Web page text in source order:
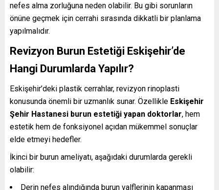
nefes alma zorluğuna neden olabilir. Bu gibi sorunların
önüne geçmek için cerrahi sırasında dikkatli bir planlama
yapılmalıdır.
Revizyon Burun Estetiği Eskişehir’de
Hangi Durumlarda Yapılır?
Eskişehir’deki plastik cerrahlar, revizyon rinoplasti
konusunda önemli bir uzmanlık sunar. Özellikle Eskişehir
Şehir Hastanesi burun estetiği yapan doktorlar, hem
estetik hem de fonksiyonel açıdan mükemmel sonuçlar
elde etmeyi hedefler.
İkinci bir burun ameliyatı, aşağıdaki durumlarda gerekli
olabilir:
Derin nefes alındığında burun valflerinin kapanması